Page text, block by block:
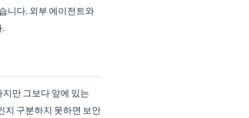
니다. 외부 에이전트와
만 그보다 앞에 있는
지 구분하지 못하면 보안